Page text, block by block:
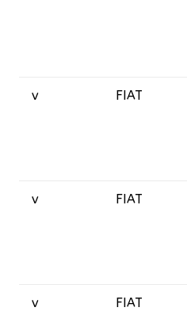
v FIAT
v FIAT
v FIAT